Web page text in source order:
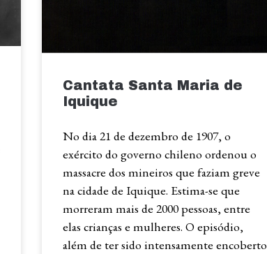
Cantata Santa Maria de
Iquique
No dia 21 de dezembro de 1907, o
exército do governo chileno ordenou o
massacre dos mineiros que faziam greve
na cidade de Iquique. Estima-se que
morreram mais de 2000 pessoas, entre
elas crianças e mulheres. O episódio,
além de ter sido intensamente encoberto